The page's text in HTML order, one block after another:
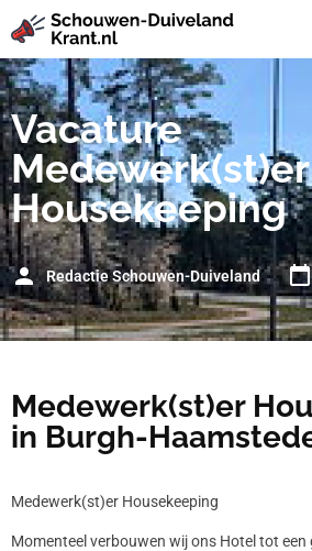
Vacature
Medewerk(st)er
Housekeeping
Redactie Schouwen-Duiveland
Medewerk(st)er
in Burgh-
Medewerk(st)er Housekeeping
Momenteel verbouwen wij ons Hotel tot